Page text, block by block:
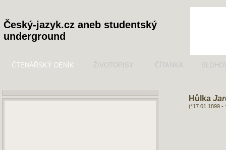
Český-jazyk.cz aneb studentský
underground
ČTENÁŘSKÝ DENÍK ŽIVOTOPISY ČÍTANKA
Hůlka
(*17.01.1899 -